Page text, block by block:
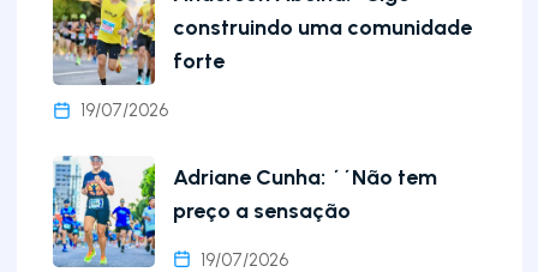
construindo uma comunidade
forte
19/07/2026
Adriane Cunha: ´´Não tem
preço a sensação
19/07/2026